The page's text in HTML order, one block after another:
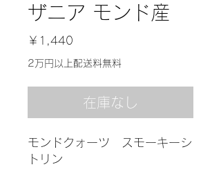
ザニア モンド産
￥1,440
格
2万円以上配送料無料
在庫なし
モンドクォーツ スモーキーシ
トリン